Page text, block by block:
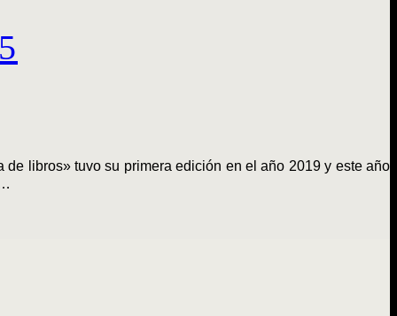
libros» tuvo su primera edición en el año 2019 y este año